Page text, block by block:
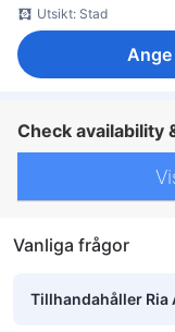
Utsikt: Stad
Check availability
Vanliga frågor
Tillhandahåller